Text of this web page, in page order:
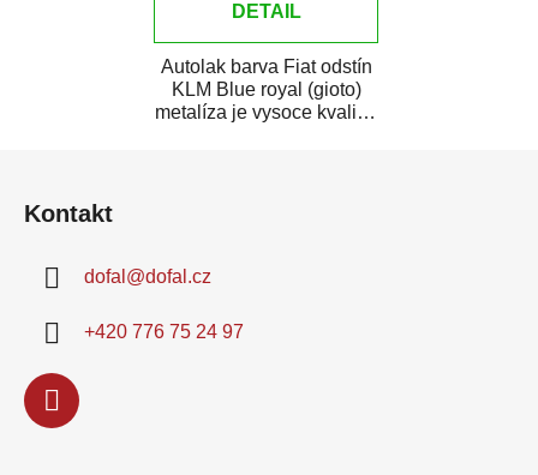
DETAIL
Autolak barva Fiat odstín
KLM Blue royal (gioto)
metalíza je vysoce kvalitní
Kontakt
dofal @dofal.cz
+420 776 75 24 97